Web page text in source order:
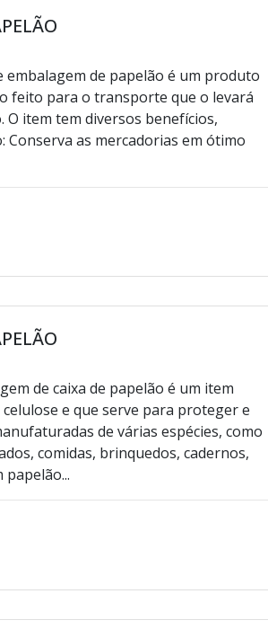
embalagem de papelão é um produto
feito para o transporte que o levará
O item tem diversos benefícios,
Conserva as mercadorias em ótimo
de caixa de papelão é um item
e que serve para proteger e
de várias espécies, como
comidas, brinquedos, cadernos,